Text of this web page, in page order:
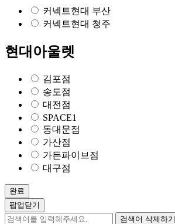
커넥트현대 부산
커넥트현대 청주
현대아울렛
김포점
송도점
대전점
SPACE1
동대문점
가산점
가든파이브점
대구점
완료
팝업닫기
검색어 삭제하기